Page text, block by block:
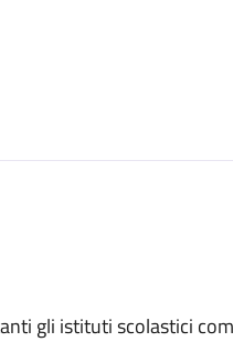
gli istituti scolastici